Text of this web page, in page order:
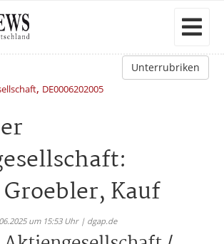
Unterrubriken
, DE0006202005
Kauf
um 15:53 Uhr | dgap.de